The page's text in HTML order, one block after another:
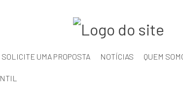
SOLICITE UMA PROPOSTA NOTÍCIAS QUEM